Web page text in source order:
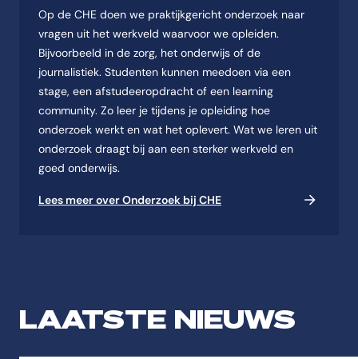
Op de CHE doen we praktijkgericht onderzoek naar
vragen uit het werkveld waarvoor we opleiden.
Bijvoorbeeld in de zorg, het onderwijs of de
journalistiek. Studenten kunnen meedoen via een
stage, een afstudeeropdracht of een learning
community. Zo leer je tijdens je opleiding hoe
onderzoek werkt en wat het oplevert. Wat we leren uit
onderzoek draagt bij aan een sterker werkveld en
goed onderwijs.
Lees meer over Onderzoek bij CHE
LAATSTE NIEUWS